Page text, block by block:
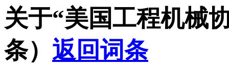
关于“美国工程机械
条） 返回词条